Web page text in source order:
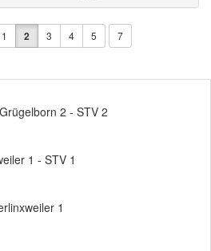
1 2 3 4 5 7
2 - STV 2
1 - STV 1
1